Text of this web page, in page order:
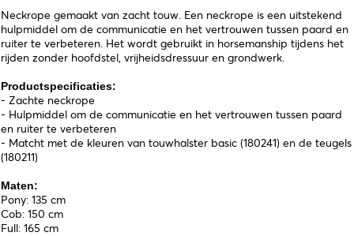
Neckrope gemaakt van zacht touw. Een neckrope is een uitstekend
hulpmiddel om de communicatie en het vertrouwen tussen paard en
ruiter te verbeteren. Het wordt gebruikt in horsemanship tijdens het
rijden zonder hoofdstel, vrijheidsdressuur en grondwerk.
Productspecificaties:
- Zachte neckrope
- Hulpmiddel om de communicatie en het vertrouwen tussen paard
en ruiter te verbeteren
- Matcht met de kleuren van touwhalster basic (180241) en de teugels
(180211)
Maten:
Pony: 135 cm
Cob: 150 cm
Full: 165 cm